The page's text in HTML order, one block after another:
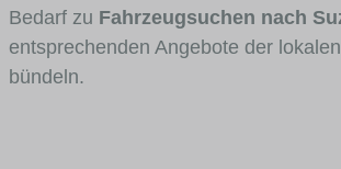
Bedarf zu Fahrzeugsuchen nach
entsprechenden Angebote der
bündeln.